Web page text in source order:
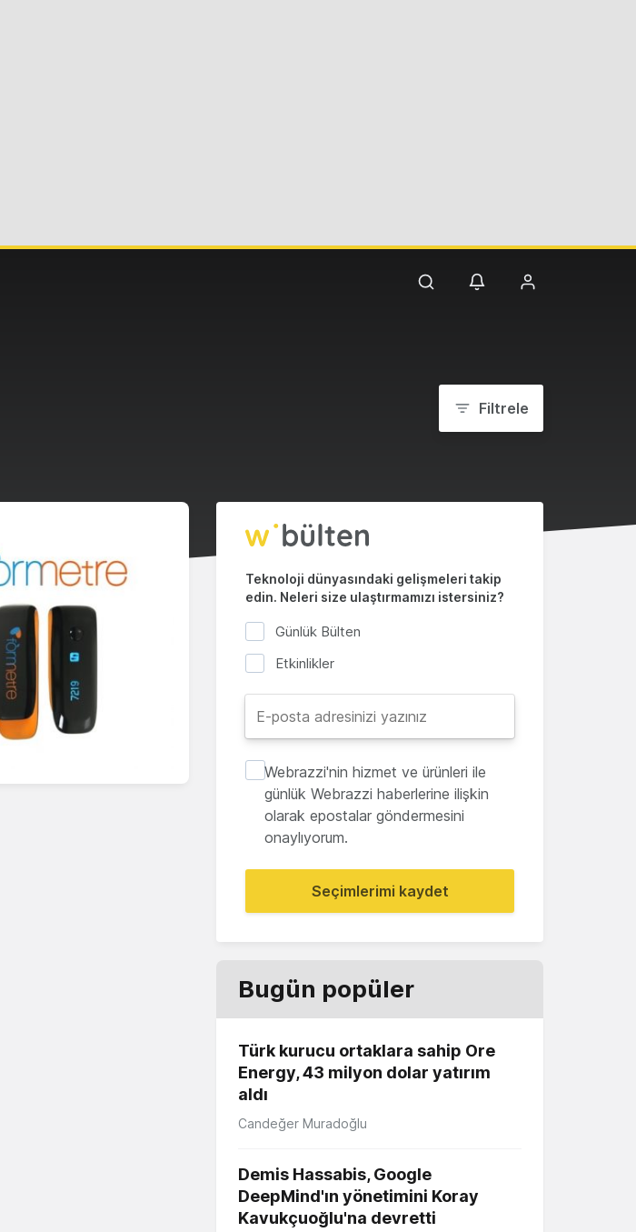
Filtrele
Teknoloji dünyasındaki gelişmeleri takip
edin. Neleri size ulaştırmamızı istersiniz?
Günlük Bülten
Etkinlikler
Webrazzi'nin hizmet ve ürünleri ile
günlük Webrazzi haberlerine ilişkin
olarak epostalar göndermesini
onaylıyorum.
Seçimlerimi kaydet
Bugün popüler
Türk kurucu ortaklara sahip Ore
Energy, 43 milyon dolar yatırım
aldı
Candeğer Muradoğlu
Demis Hassabis, Google
DeepMind'ın yönetimini Koray
Kavukçuoğlu'na devretti